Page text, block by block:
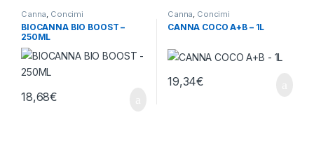
Canna, Concimi
BIOCANNA BIO BOOST –
250ML
18,68€
Canna, Concimi
CANNA COCO A+B – 1L
19,34€